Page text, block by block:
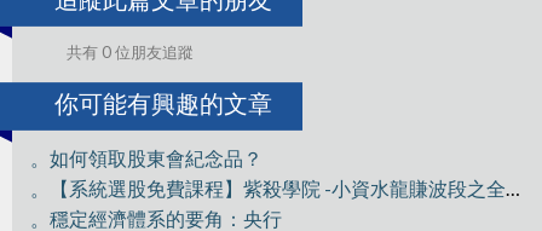
共有 0 位朋友追蹤
你可能有興趣的文章
。如何領取股東會紀念品？
。【系統選股免費課程】紫殺學院 -小資水龍賺波段之全員獵殺GIS
。穩定經濟體系的要角：央行